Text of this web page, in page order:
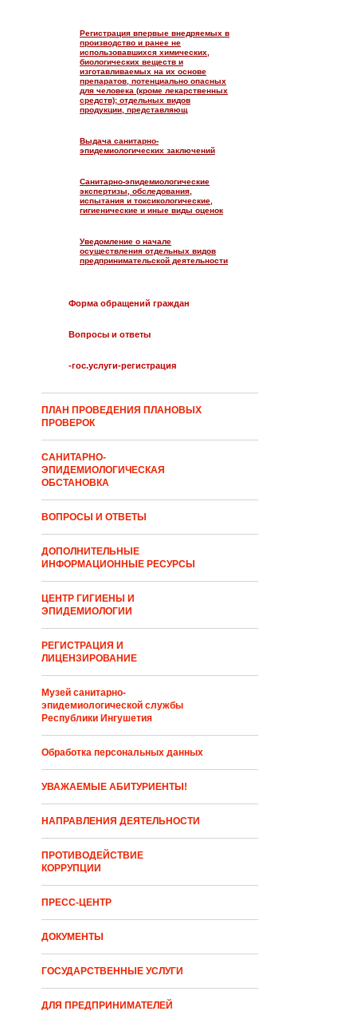
Регистрация впервые внедряемых в
производство и ранее не
использовавшихся химических,
биологических веществ и
изготавливаемых на их основе
препаратов, потенциально опасных
для человека (кроме лекарственных
средств); отдельных видов
продукции, представляющ
Выдача санитарно-
эпидемиологических заключений
Санитарно-эпидемиологические
экспертизы, обследования,
испытания и токсикологические,
гигиенические и иные виды оценок
Уведомление о начале
осуществления отдельных видов
предпринимательской деятельности
Форма обращений граждан
Вопросы и ответы
-гос.услуги-регистрация
ПЛАН ПРОВЕДЕНИЯ ПЛАНОВЫХ
ПРОВЕРОК
САНИТАРНО-
ЭПИДЕМИОЛОГИЧЕСКАЯ
ОБСТАНОВКА
ВОПРОСЫ И ОТВЕТЫ
ДОПОЛНИТЕЛЬНЫЕ
ИНФОРМАЦИОННЫЕ РЕСУРСЫ
ЦЕНТР ГИГИЕНЫ И
ЭПИДЕМИОЛОГИИ
РЕГИСТРАЦИЯ И
ЛИЦЕНЗИРОВАНИЕ
Музей санитарно-
эпидемиологической службы
Республики Ингушетия
Обработка персональных данных
УВАЖАЕМЫЕ АБИТУРИЕНТЫ!
НАПРАВЛЕНИЯ ДЕЯТЕЛЬНОСТИ
ПРОТИВОДЕЙСТВИЕ
КОРРУПЦИИ
ПРЕСС-ЦЕНТР
ДОКУМЕНТЫ
ГОСУДАРСТВЕННЫЕ УСЛУГИ
ДЛЯ ПРЕДПРИНИМАТЕЛЕЙ